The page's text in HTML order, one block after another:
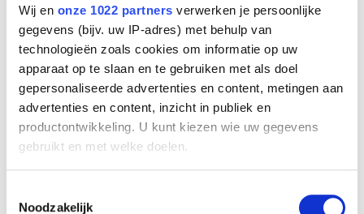
Wij en onze 1022 partners verwerken je persoonlijke
gegevens (bijv. uw IP-adres) met behulp van
technologieën zoals cookies om informatie op uw
apparaat op te slaan en te gebruiken met als doel
gepersonaliseerde advertenties en content, metingen aan
advertenties en content, inzicht in publiek en
productontwikkeling. U kunt kiezen wie uw gegevens
gebruikt en met welke doelen.
Informatie verzamelen over uw geografische
Noodzakelijk